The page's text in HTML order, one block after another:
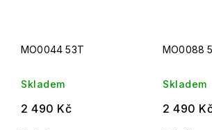
MO0044 53T
Skladem
2 490 Kč
MO0088
Skladem
2 490